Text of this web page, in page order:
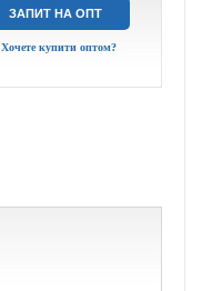
ЗАПИТ НА ОПТ
Хочете купити оптом?